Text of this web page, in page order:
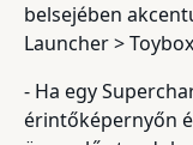
belsejében
Launcher >
- Ha egy
érintőképernyőn